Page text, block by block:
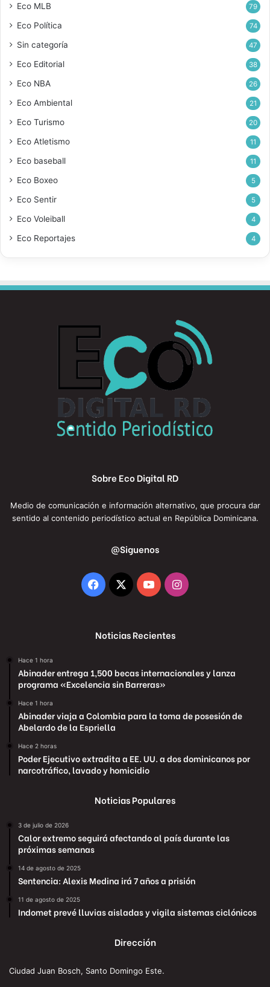
Eco MLB 79
Eco Política 74
Sin categoría 47
Eco Editorial 38
Eco NBA 26
Eco Ambiental 21
Eco Turismo 20
Eco Atletismo 11
Eco baseball 11
Eco Boxeo 5
Eco Sentir 5
Eco Voleiball 4
Eco Reportajes 4
Sobre Eco Digital RD
Medio de comunicación e información alternativo, que procura dar
sentido al contenido periodístico actual en República Dominicana.
@Siguenos
Facebook
X YouTubeInstagram
Noticias Recientes
Hace 1 hora
Abinader entrega 1,500 becas internacionales y lanza
programa «Excelencia sin Barreras»
Hace 1 hora
Abinader viaja a Colombia para la toma de posesión de
Abelardo de la Espriella
Hace 2 horas
Poder Ejecutivo extradita a EE. UU. a dos dominicanos por
narcotráfico, lavado y homicidio
Noticias Populares
3 de julio de 2026
Calor extremo seguirá afectando al país durante las
próximas semanas
14 de agosto de 2025
Sentencia: Alexis Medina irá 7 años a prisión
11 de agosto de 2025
Indomet prevé lluvias aisladas y vigila sistemas ciclónicos
Dirección
Ciudad Juan Bosch, Santo Domingo Este.